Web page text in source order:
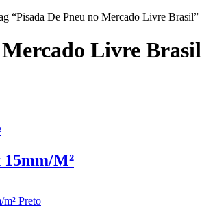
“Pisada De Pneu no Mercado Livre Brasil”
Mercado Livre Brasil
M²